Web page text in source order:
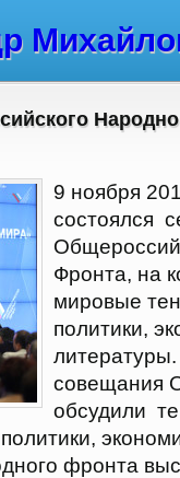
9 ноября
состоялся
Фронта, на
мировые
политики,
совещания
обсудили
фронта